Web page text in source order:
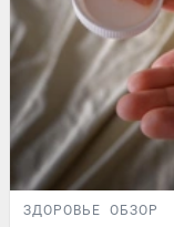
ЗДОРОВЬЕ ОБЗОР